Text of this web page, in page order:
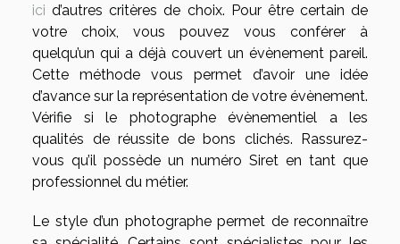
ici d’autres critères de choix. Pour être certain de
votre choix, vous pouvez vous conférer à
quelqu’un qui a déjà couvert un évènement pareil.
Cette méthode vous permet d’avoir une idée
d’avance sur la représentation de votre évènement.
Vérifie si le photographe évènementiel a les
qualités de réussite de bons clichés. Rassurez-
vous qu’il possède un numéro Siret en tant que
professionnel du métier.
Le style d’un photographe permet de reconnaître